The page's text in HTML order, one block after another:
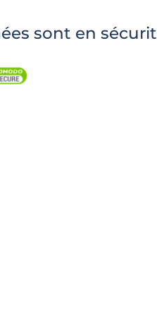
sont en